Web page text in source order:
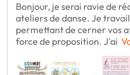
Bonjour, je serai ravie de
ateliers de danse. Je
permettant de cerner vos
force de proposition. J'ai